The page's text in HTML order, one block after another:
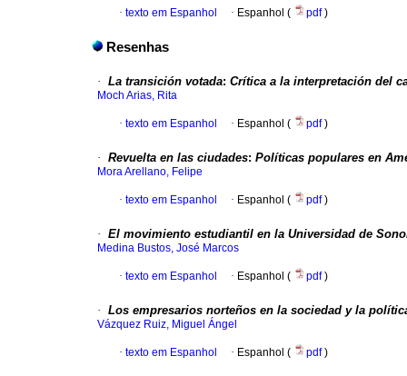
· texto em Espanhol · Espanhol ( pdf)
Resenhas
· La transición votada: Crítica a la interpretación del
Moch Arias, Rita
· texto em Espanhol · Espanhol ( pdf)
· Revuelta en las ciudades: Políticas populares en
Mora Arellano, Felipe
· texto em Espanhol · Espanhol ( pdf)
· El movimiento estudiantil en la Universidad de
Medina Bustos, José Marcos
· texto em Espanhol · Espanhol ( pdf)
· Los empresarios norteños en la sociedad y la
Vázquez Ruiz, Miguel Ángel
· texto em Espanhol · Espanhol ( pdf)